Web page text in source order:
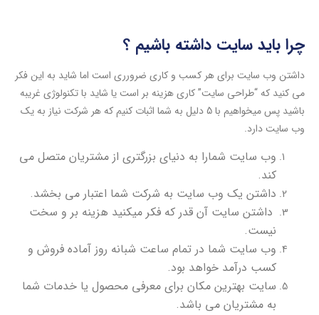
چرا باید سایت داشته باشیم ؟
داشتن وب سایت برای هر کسب و کاری ضرورری است اما شاید به این فکر
می کنید که “طراحی سایت” کاری هزینه بر است یا شاید با تکنولوژی غریبه
باشید پس میخواهیم با 5 دلیل به شما اثبات کنیم که هر شرکت نیاز به یک
وب سایت دارد.
وب سایت شمارا به دنیای بزرگتری از مشتریان متصل می
کند.
داشتن یک وب سایت به شرکت شما اعتبار می بخشد.
داشتن سایت آن قدر که فکر میکنید هزینه بر و سخت
نیست.
وب سایت شما در تمام ساعت شبانه روز آماده فروش و
کسب درآمد خواهد بود.
سایت بهترین مکان برای معرفی محصول یا خدمات شما
به مشتریان می باشد.